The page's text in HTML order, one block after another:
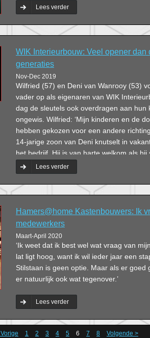
zien.’
Lees verder
WIK Interieurbouw: Veel opener dan
generaties
Nov-Dec 2019
Wilfried (57) en Deni van Wanrooy (53)
vader op als eigenaren van WIK
dag de sleutels ook overdragen aan hun
ongewis. Wilfried: ‘Mijn kinderen en de
hebben gekozen voor een andere
14-jarige zoon van Deni knutselt in
het bedrijf. Hij is van harte welkom als hij
is, maar we zullen hem nooit pushen.’
Lees verder
Hamers@home Kastenbouwers: Ik
medewerkers
Maart-April 2020
‘Ik weet dat ik best wel wat vraag van
lat ligt hoog, want ik wil ieder jaar een
Stilstaan is geen optie. Maar als er goed
er natuurlijk ook wat tegenover.’
Lees verder
1 2 3 4 5 6 7 8 Volgende >